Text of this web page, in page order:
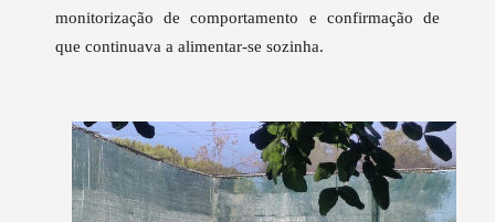
monitorização de comportamento e confirmação de
que continuava a alimentar-se sozinha.